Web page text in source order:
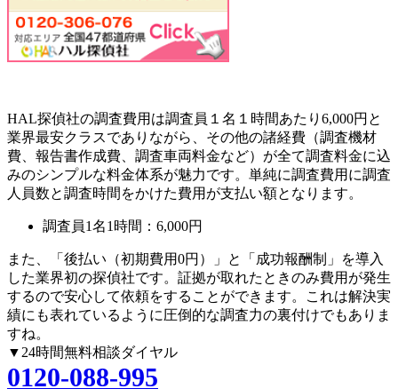
HAL探偵社の調査費用は調査員１名１時間あたり6,000円と
業界最安クラスでありながら、その他の諸経費（調査機材
費、報告書作成費、調査車両料金など）が全て調査料金に込
みのシンプルな料金体系が魅力です。単純に調査費用に調査
人員数と調査時間をかけた費用が支払い額となります。
調査員1名1時間： 6,000円
また、 「後払い（初期費用0円）」 と 「成功報酬制」
を導入
した業界初の探偵社です。証拠が取れたときのみ費用が発生
するので安心して依頼をすることができます。これは解決実
績にも表れているように圧倒的な調査力の裏付けでもありま
すね。
▼24時間無料相談ダイヤル
0120-088-995